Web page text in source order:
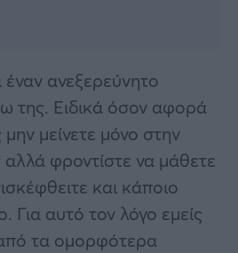
ανεξερεύνητο
της. Ειδικά όσον αφορά
μην μείνετε μόνο στην
αλλά φροντίστε να μάθετε
και κάποιο
Για αυτό τον λόγο εμείς
τα ομορφότερα